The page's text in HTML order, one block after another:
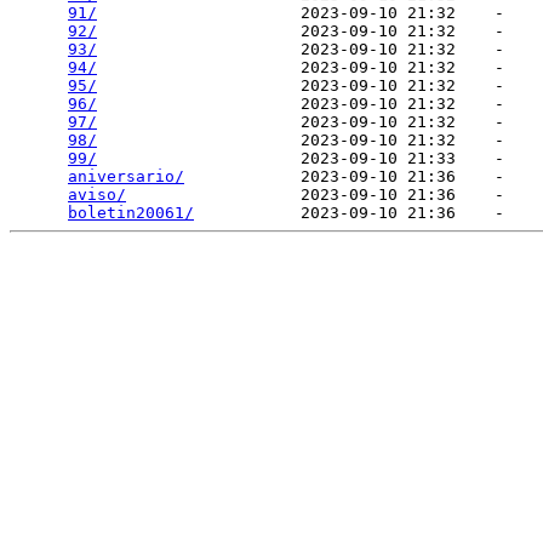
91/
                     2023-09-10 21:32    -
92/
                     2023-09-10 21:32    -
93/
                     2023-09-10 21:32    -
94/
                     2023-09-10 21:32    -
95/
                     2023-09-10 21:32    -
96/
                     2023-09-10 21:32    -
97/
                     2023-09-10 21:32    -
98/
                     2023-09-10 21:32    -
99/
                     2023-09-10 21:33    -
aniversario/
            2023-09-10 21:36    -
aviso/
                  2023-09-10 21:36    -
boletin20061/